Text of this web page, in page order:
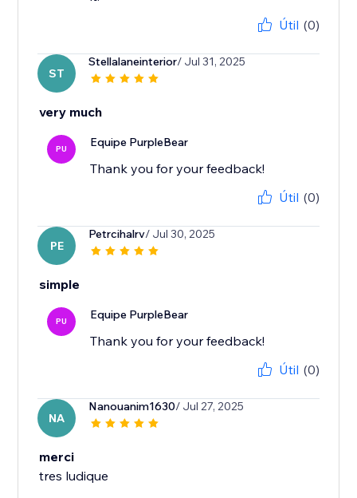
Útil (0)
ST
Stellalaneinterior/ Jul 31, 2025
very much
PU Equipe PurpleBear
Thank you for your feedback!
Útil (0)
PE
Petrcihalrv/ Jul 30, 2025
simple
PU Equipe PurpleBear
Thank you for your feedback!
Útil (0)
NA
Nanouanim1630/ Jul 27, 2025
merci
tres ludique